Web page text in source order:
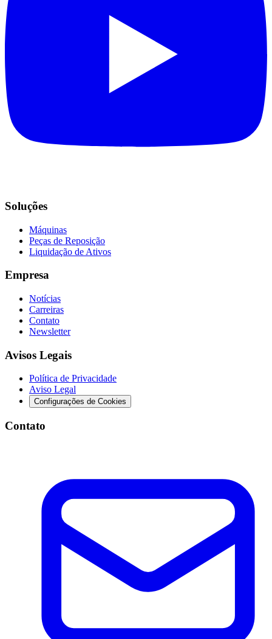
Soluções
Máquinas
Peças de Reposição
Liquidação de Ativos
Empresa
Notícias
Carreiras
Contato
Newsletter
Avisos Legais
Política de Privacidade
Aviso Legal
Configurações de Cookies
Contato